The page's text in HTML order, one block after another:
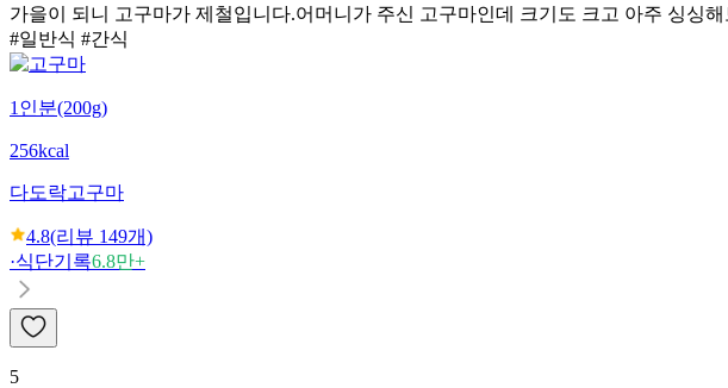
가을이 되니 고구마가 제철입니다.어머니가 주신 고구마인데 크기도 크고 아주 싱싱
#일반식 #간식
1인분(200g)
256kcal
다도락고구마
4.8(리뷰 149개)
·식단기록6.8만+
5